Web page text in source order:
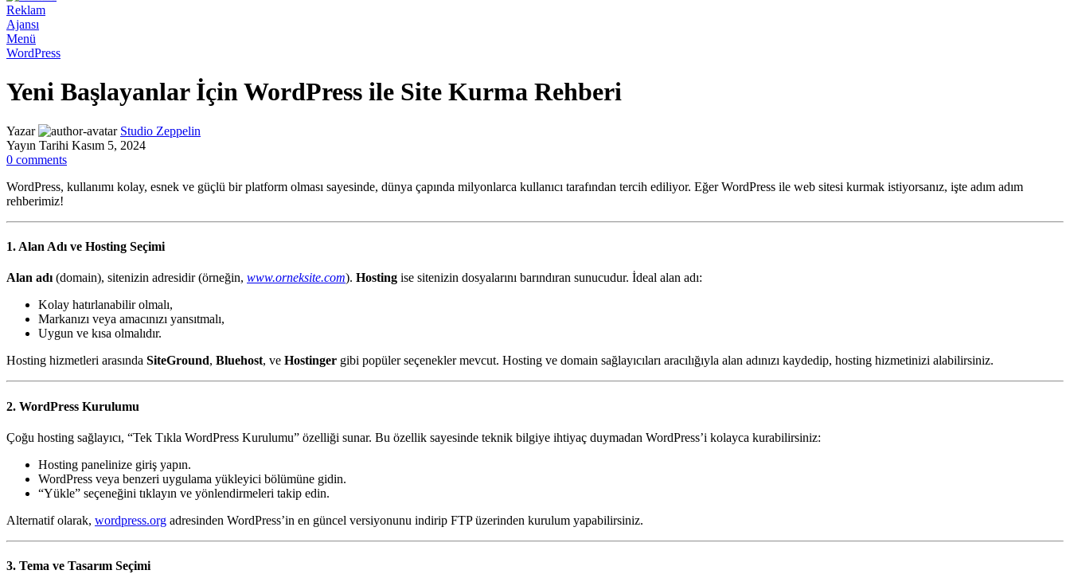
Menü
WordPress
Yeni Başlayanlar İçin WordPress ile Site Kurma Rehberi
Yazar
Studio Zeppelin
Yayın Tarihi Kasım 5, 2024
0 comments
WordPress, kullanımı kolay, esnek ve güçlü bir platform olması sayesinde, dünya çapında milyonlarca kullanıcı tarafından tercih ediliyor. Eğer WordPress ile web sitesi kurmak istiyorsanız, işte adım adım
rehberimiz!
1. Alan Adı ve Hosting Seçimi
Alan adı(domain), sitenizin adresidir (örneğin, www.orneksite.com). Hosting ise sitenizin dosyalarını barındıran sunucudur. İdeal alan adı:
Kolay hatırlanabilir olmalı,
Markanızı veya amacınızı yansıtmalı,
Uygun ve kısa olmalıdır.
Hosting hizmetleri arasında SiteGround, Bluehost, ve Hostinger gibi popüler seçenekler mevcut. Hosting ve domain sağlayıcıları aracılığıyla alan adınızı kaydedip, hosting hizmetinizi alabilirsiniz.
2. WordPress Kurulumu
Çoğu hosting sağlayıcı, “Tek Tıkla WordPress Kurulumu” özelliği sunar. Bu özellik sayesinde teknik bilgiye ihtiyaç duymadan WordPress’i kolayca kurabilirsiniz:
Hosting panelinize giriş yapın.
WordPress veya benzeri uygulama yükleyici bölümüne gidin.
“Yükle” seçeneğini tıklayın ve yönlendirmeleri takip edin.
Alternatif olarak, wordpress.org adresinden WordPress’in en güncel versiyonunu indirip FTP üzerinden kurulum yapabilirsiniz.
3. Tema ve Tasarım Seçimi